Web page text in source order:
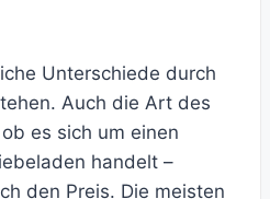
Unterschiede durch
Auch die Art des
es sich um einen
handelt –
den Preis. Die meisten